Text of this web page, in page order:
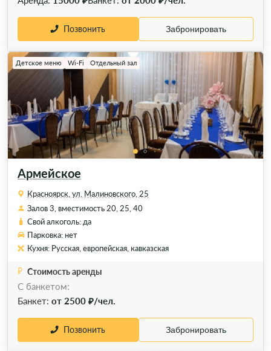
Позвонить Забронировать
Армейское
Детское меню Wi-Fi Отдельный зал
Красноярск, ул. Малиновского, 25
Залов 3, вместимость 20, 25, 40
Свой алкоголь: да
Парковка: нет
Кухня: Русская, европейская, кавказская
Стоимость аренды
С банкетом:
Банкет: от 2500 ₽/чел.
Позвонить Забронировать